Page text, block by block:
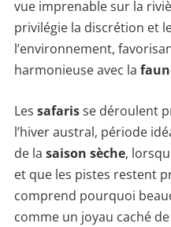
vue imprenable sur la
privilégie la discrétion et
l’environnement,
harmonieuse avec la
Les safarisse déroulent
l’hiver austral, période
de la saison sèche,
et que les pistes restent
comprend pourquoi
comme un joyau caché